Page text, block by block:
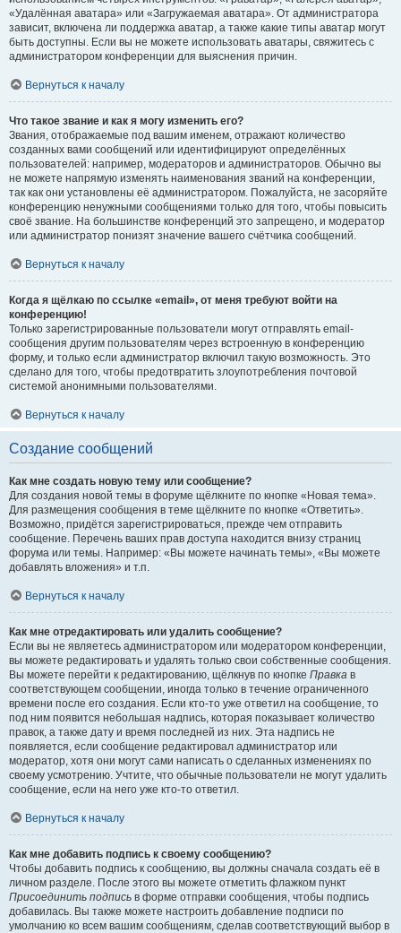
«Удалённая аватара» или «Загружаемая аватара». От администратора
зависит, включена ли поддержка аватар, а также какие типы аватар могут
быть доступны. Если вы не можете использовать аватары, свяжитесь с
администратором конференции для выяснения причин.
Вернуться к началу
Что такое звание и как я могу изменить его?
Звания, отображаемые под вашим именем, отражают количество
созданных вами сообщений или идентифицируют определённых
пользователей: например, модераторов и администраторов. Обычно вы
не можете напрямую изменять наименования званий на конференции,
так как они установлены её администратором. Пожалуйста, не засоряйте
конференцию ненужными сообщениями только для того, чтобы повысить
своё звание. На большинстве конференций это запрещено, и модератор
или администратор понизят значение вашего счётчика сообщений.
Вернуться к началу
Когда я щёлкаю по ссылке «email», от меня требуют войти на
конференцию!
Только зарегистрированные пользователи могут отправлять email-
сообщения другим пользователям через встроенную в конференцию
форму, и только если администратор включил такую возможность. Это
сделано для того, чтобы предотвратить злоупотребления почтовой
системой анонимными пользователями.
Вернуться к началу
Создание сообщений
Как мне создать новую тему или сообщение?
Для создания новой темы в форуме щёлкните по кнопке «Новая тема».
Для размещения сообщения в теме щёлкните по кнопке «Ответить».
Возможно, придётся зарегистрироваться, прежде чем отправить
сообщение. Перечень ваших прав доступа находится внизу страниц
форума или темы. Например: «Вы можете начинать темы», «Вы можете
добавлять вложения» и т.п.
Вернуться к началу
Как мне отредактировать или удалить сообщение?
Если вы не являетесь администратором или модератором конференции,
вы можете редактировать и удалять только свои собственные сообщения.
Вы можете перейти к редактированию, щёлкнув по кнопке Правка в
соответствующем сообщении, иногда только в течение ограниченного
времени после его создания. Если кто-то уже ответил на сообщение, то
под ним появится небольшая надпись, которая показывает количество
правок, а также дату и время последней из них. Эта надпись не
появляется, если сообщение редактировал администратор или
модератор, хотя они могут сами написать о сделанных изменениях по
своему усмотрению. Учтите, что обычные пользователи не могут удалить
сообщение, если на него уже кто-то ответил.
Вернуться к началу
Как мне добавить подпись к своему сообщению?
Чтобы добавить подпись к сообщению, вы должны сначала создать её в
личном разделе. После этого вы можете отметить флажком пункт
Присоединить подпись в форме отправки сообщения, чтобы подпись
добавилась. Вы также можете настроить добавление подписи по
умолчанию ко всем вашим сообщениям, сделав соответствующий выбор в